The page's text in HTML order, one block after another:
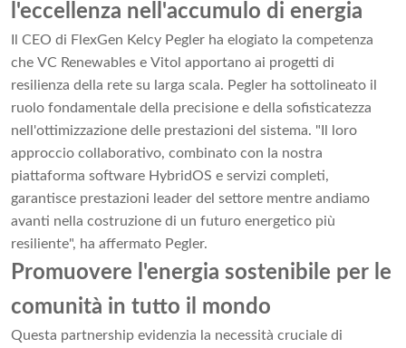
l'eccellenza nell'accumulo di energia
Il CEO di FlexGen Kelcy Pegler ha elogiato la competenza
che VC Renewables e Vitol apportano ai progetti di
resilienza della rete su larga scala. Pegler ha sottolineato il
ruolo fondamentale della precisione e della sofisticatezza
nell'ottimizzazione delle prestazioni del sistema. "Il loro
approccio collaborativo, combinato con la nostra
piattaforma software HybridOS e servizi completi,
garantisce prestazioni leader del settore mentre andiamo
avanti nella costruzione di un futuro energetico più
resiliente", ha affermato Pegler.
Promuovere l'energia sostenibile per le
comunità in tutto il mondo
Questa partnership evidenzia la necessità cruciale di